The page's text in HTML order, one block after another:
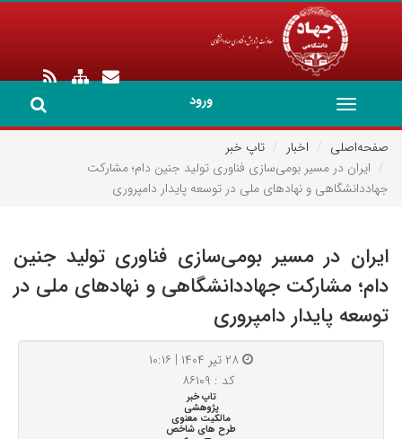
ورود
Toggle
navigation
صفحه‌اصلی
اخبار
تاپ خبر
ایران در مسیر بومی‌سازی فناوری تولید جنین دام؛ مشارکت
جهاددانشگاهی و نهادهای ملی در توسعه پایدار دامپروری
ایران در مسیر بومی‌سازی فناوری تولید جنین
دام؛ مشارکت جهاددانشگاهی و نهادهای ملی در
توسعه پایدار دامپروری
کد : ۸۶۱۰۹
تاپ خبر
پژوهشی
مالکیت معنوی
طرح های شاخص